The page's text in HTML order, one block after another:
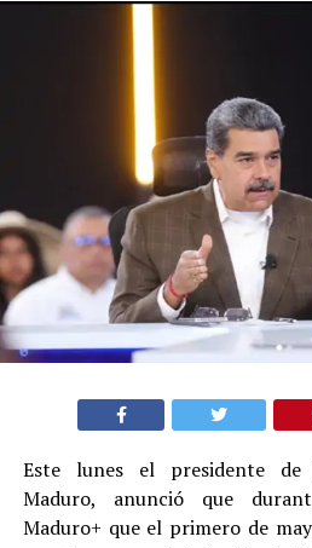
Este lunes el presidente de
Maduro, anunció que
Maduro+ que el primero de